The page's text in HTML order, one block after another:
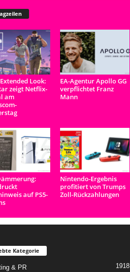
Look:
zeigt Netflix-
am
EA-Agentur Apollo GG
verpflichtet Franz
Mann
auf PS5-
Nintendo-Ergebnis
profitiert von Trumps
Zoll-Rückzahlungen
Kategorie
& PR 1918